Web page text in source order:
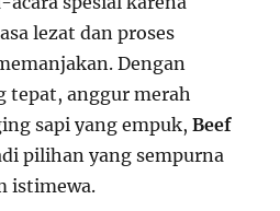
lezat dan proses
Dengan
tepat, anggur merah
sapi yang empuk,Beef
pilihan yang sempurna
istimewa.